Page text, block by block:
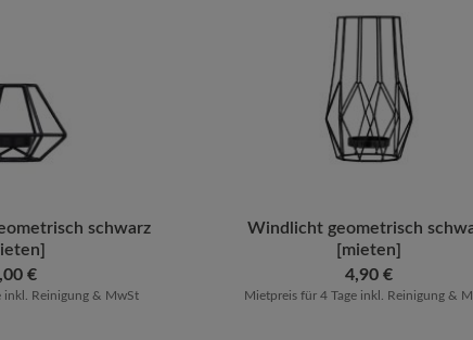
Gib den gewünschten Wert ein
schwarz
Preis:
€
inkl. Reinigung & MwSt
Produkt Anzahl:
Windlicht geometrisch
[mieten]
Regulärer Preis:
4,90 €
Mietpreis für 4 Tage inkl. Reinigung &